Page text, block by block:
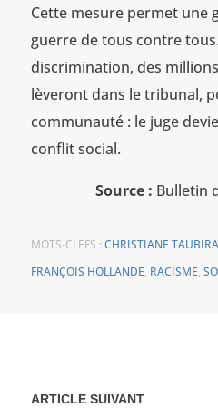
Cette mesure permet une
guerre de tous contre
discrimination, des
lèveront dans le tribunal,
communauté : le juge
conflit social.
Source : Bulletin
MOTS-CLEFS : CHRISTIANE TAUBIRA
FRANÇOIS HOLLANDE, RACISME,